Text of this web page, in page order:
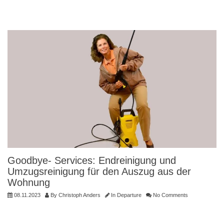
Goodbye- Services: Endreinigung und
Umzugsreinigung für den Auszug aus der
Wohnung
08.11.2023 By Christoph Anders In Departure No Comments